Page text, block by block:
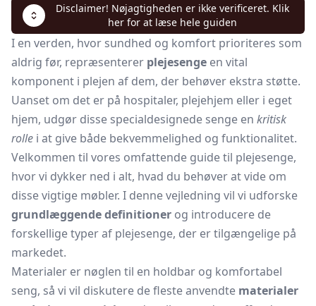
Disclaimer! Nøjagtigheden er ikke verificeret. Klik
her for at læse hele guiden
I en verden, hvor sundhed og komfort prioriteres som
aldrig før, repræsenterer plejesenge en vital
komponent i plejen af dem, der behøver ekstra støtte.
Uanset om det er på hospitaler, plejehjem eller i eget
hjem, udgør disse specialdesignede senge en kritisk
rolle i at give både bekvemmelighed og funktionalitet.
Velkommen til vores omfattende guide til plejesenge,
hvor vi dykker ned i alt, hvad du behøver at vide om
disse vigtige møbler. I denne vejledning vil vi udforske
grundlæggende definitioner og introducere de
forskellige typer af plejesenge, der er tilgængelige på
markedet.
Materialer er nøglen til en holdbar og komfortabel
seng, så vi vil diskutere de fleste anvendte materialer